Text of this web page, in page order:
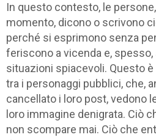
In questo contesto, le
momento, dicono o scrivono
perché si esprimono senza
feriscono a vicenda e,
situazioni spiacevoli. Questo
tra i personaggi pubblici, che,
cancellato i loro post, vedono
loro immagine denigrata. Ciò
non scompare mai. Ciò che